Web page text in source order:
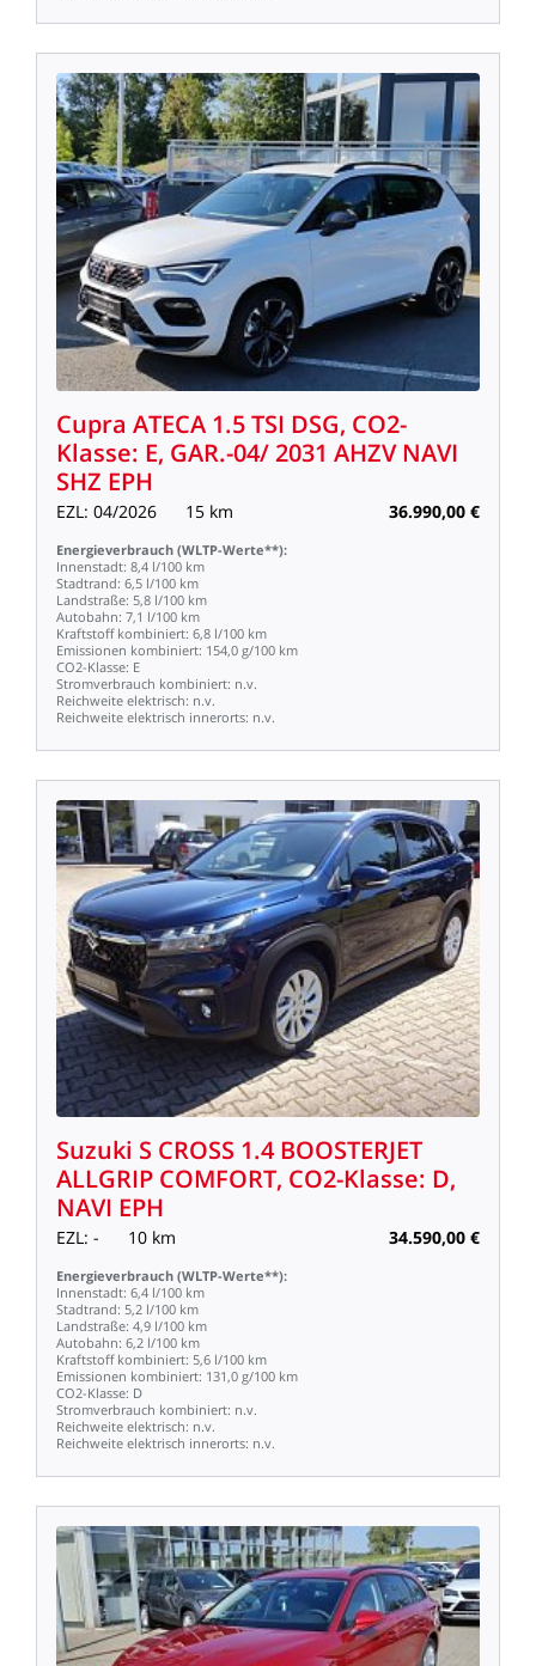
Cupra ATECA 1.5TSI DSG, CO2-
Klasse: E, GAR.-04/2031 AHZV NAVI
SHZ EPH
EZL: 04/2026 15 km 36.990,00 €
Energieverbrauch (WLTP-Werte**):
Innenstadt: 8,4 l/100 km
Stadtrand: 6,5 l/100 km
Landstraße: 5,8 l/100 km
Autobahn: 7,1 l/100 km
Kraftstoff kombiniert: 6,8 l/100 km
Emissionen kombiniert: 154,0 g/100 km
CO2-Klasse: E
Stromverbrauch kombiniert: n.v.
Reichweite elektrisch: n.v.
Reichweite elektrisch innerorts: n.v.
Suzuki S CROSS 1.4 BOOSTERJET
ALLGRIP COMFORT, CO2-Klasse: D,
NAVI EPH
EZL: - 10 km 34.590,00 €
Energieverbrauch (WLTP-Werte**):
Innenstadt: 6,4 l/100 km
Stadtrand: 5,2 l/100 km
Landstraße: 4,9 l/100 km
Autobahn: 6,2 l/100 km
Kraftstoff kombiniert: 5,6 l/100 km
Emissionen kombiniert: 131,0 g/100 km
CO2-Klasse: D
Stromverbrauch kombiniert: n.v.
Reichweite elektrisch: n.v.
Reichweite elektrisch innerorts: n.v.